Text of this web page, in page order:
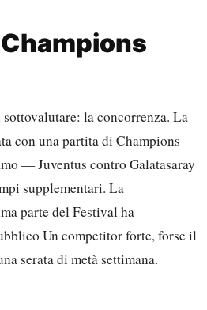
la concorrenza. La
con una partita di Champions
— Juventus contro Galatasaray
supplementari. La
parte del Festival ha
Un competitor forte, forse il
serata di metà settimana.